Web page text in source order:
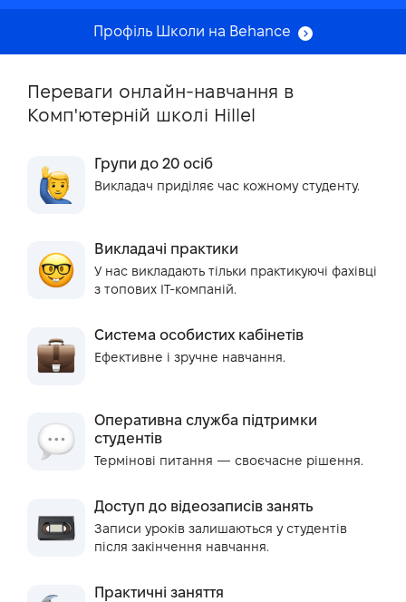
Профіль Школи на Behance
Переваги онлайн-навчання в
Комп'ютерній школі Hillel
Групи до 20 осіб
Викладач приділяє час кожному студенту.
Викладачі практики
У нас викладають тільки практикуючі фахівці
з топових IT-компаній.
Система особистих кабінетів
Ефективне і зручне навчання.
Оперативна служба підтримки
студентів
Термінові питання — своєчасне рішення.
Доступ до відеозаписів занять
Записи уроків залишаються у студентів
після закінчення навчання.
Практичні заняття